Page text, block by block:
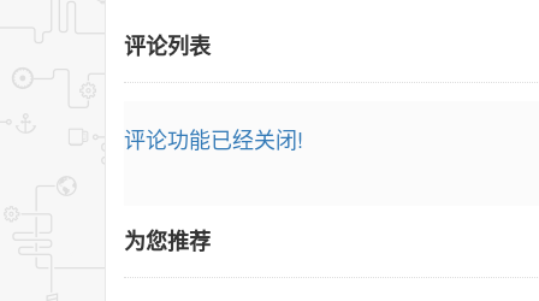
评论列表
评论功能已经关闭!
为您推荐